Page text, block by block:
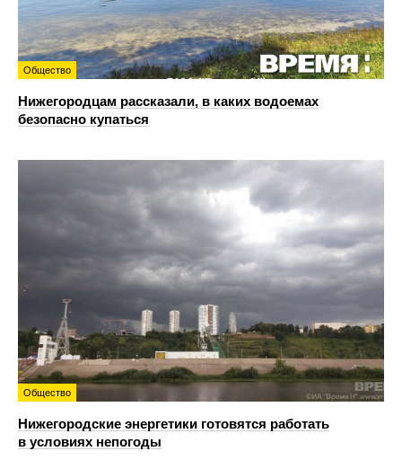
Общество
Нижегородцам рассказали, в каких водоемах
безопасно купаться
Общество
Нижегородские энергетики готовятся работать
в условиях непогоды